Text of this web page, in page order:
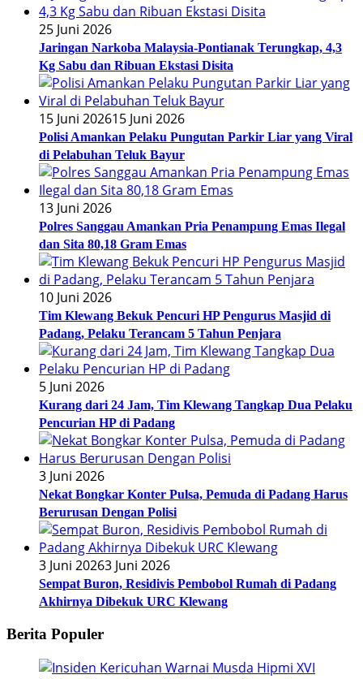
25 Juni 2026
Jaringan Narkoba Malaysia-Pontianak Terungkap, 4,3
Kg Sabu dan Ribuan Ekstasi Disita
15 Juni 202615 Juni 2026
Polisi Amankan Pelaku Pungutan Parkir Liar yang Viral
di Pelabuhan Teluk Bayur
13 Juni 2026
Polres Sanggau Amankan Pria Penampung Emas Ilegal
dan Sita 80,18 Gram Emas
10 Juni 2026
Tim Klewang Bekuk Pencuri HP Pengurus Masjid di
Padang, Pelaku Terancam 5 Tahun Penjara
5 Juni 2026
Kurang dari 24 Jam, Tim Klewang Tangkap Dua Pelaku
Pencurian HP di Padang
3 Juni 2026
Nekat Bongkar Konter Pulsa, Pemuda di Padang Harus
Berurusan Dengan Polisi
3 Juni 20263 Juni 2026
Sempat Buron, Residivis Pembobol Rumah di Padang
Akhirnya Dibekuk URC Klewang
Berita Populer